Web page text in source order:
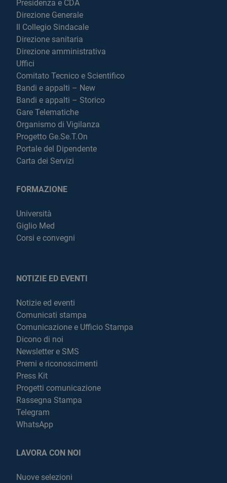
Presidenza e CDA
Direzione Generale
Il Collegio Sindacale
Direzione sanitaria
Direzione amministrativa
Uffici
Comitato Tecnico e Scientifico
Bandi e appalti – New
Bandi e appalti – Storico
Gare Telematiche
Organismo di Vigilanza
Progetto Ge.Se.T.On
Portale del Dipendente
Carta dei Servizi
FORMAZIONE
Università
Giglio Med
Corsi e convegni
NOTIZIE ED EVENTI
Notizie ed eventi
Comunicati stampa
Comunicazione e Ufficio Stampa
Dicono di noi
Newsletter e SMS
Premi e riconoscimenti
Press Kit
Progetti comunicazione
Rassegna Stampa
Telegram
WhatsApp
LAVORA CON NOI
Nuove selezioni